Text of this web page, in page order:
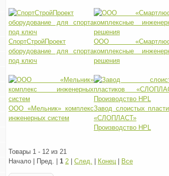
СпортСтройПроект
оборудование для спорта
под ключ
ООО
комплексные
решения
ООО «Мельник» комплекс
инженерных систем
Завод слоистых
«СЛОПЛАСТ»
Производство HPL
Товары 1 - 12 из 21
Начало | Пред. | 1 2 След. Конец Все